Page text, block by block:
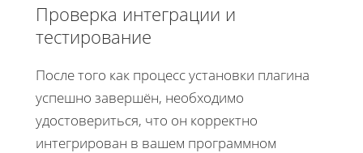
Перезапустить
Проверить Лицензия
Проверка интеграции и
тестирование
После того как процесс установки плагина
успешно завершён, необходимо
удостовериться, что он корректно
интегрирован в вашем программном